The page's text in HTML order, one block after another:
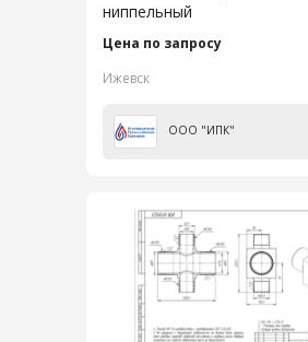
ниппельный
Цена по запросу
Ижевск
ООО "ИПК"